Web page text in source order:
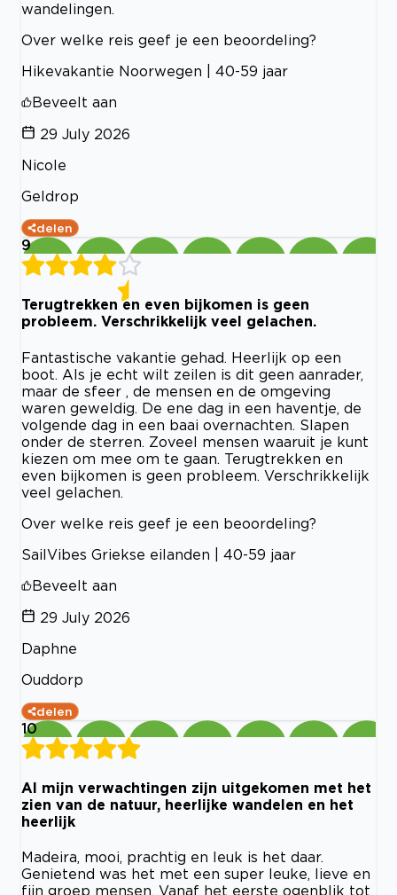
wandelingen.
Over welke reis geef je een beoordeling?
Hikevakantie Noorwegen | 40-59 jaar
Beveelt aan
29 July 2026
Nicole
Geldrop
delen
9
Terugtrekken en even bijkomen is geen
probleem. Verschrikkelijk veel gelachen.
Fantastische vakantie gehad. Heerlijk op een
boot. Als je echt wilt zeilen is dit geen aanrader,
maar de sfeer , de mensen en de omgeving
waren geweldig. De ene dag in een haventje, de
volgende dag in een baai overnachten. Slapen
onder de sterren. Zoveel mensen waaruit je kunt
kiezen om mee om te gaan. Terugtrekken en
even bijkomen is geen probleem. Verschrikkelijk
veel gelachen.
Over welke reis geef je een beoordeling?
SailVibes Griekse eilanden | 40-59 jaar
Beveelt aan
29 July 2026
Daphne
Ouddorp
delen
10
Al mijn verwachtingen zijn uitgekomen met het
zien van de natuur, heerlijke wandelen en het
heerlijk
Madeira, mooi, prachtig en leuk is het daar.
Genietend was het met een super leuke, lieve en
fijn groep mensen. Vanaf het eerste ogenblik tot